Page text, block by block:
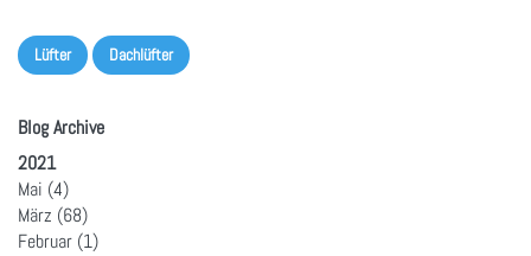
Lüfter Dachlüfter
Blog Archive
2021
Mai (4)
März (68)
Februar (1)